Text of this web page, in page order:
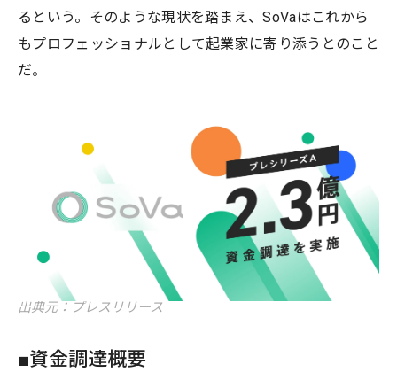
るという。そのような現状を踏まえ、SoVaはこれから
もプロフェッショナルとして起業家に寄り添うとのこと
だ。
出典元：プレスリリース
■​資金調達概要